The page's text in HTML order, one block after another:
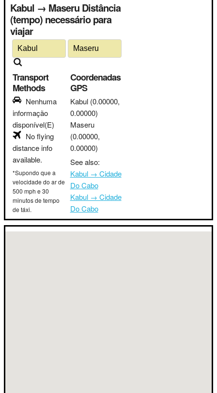
Kabul → Maseru Distância
(tempo) necessário para
viajar
Transport
Methods
Nenhuma
informação
disponível(E)
No flying
distance info
available.
*Supondo que a
velocidade do ar de
500 mph e 30
minutos de tempo
de táxi.
Coordenadas
GPS
Kabul (0.00000,
0.00000)
Maseru
(0.00000,
0.00000)
See also:
Kabul → Cidade
Do Cabo
Kabul → Cidade
Do Cabo